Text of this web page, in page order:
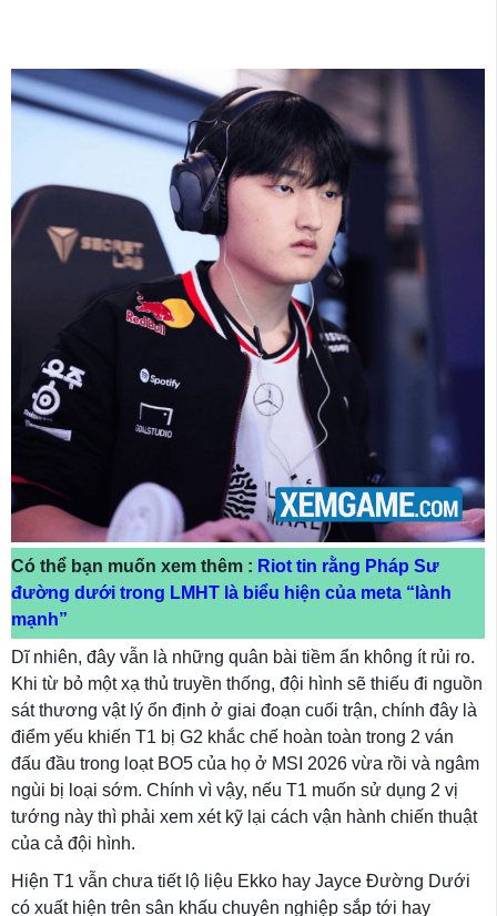
Có thể bạn muốn xem thêm : Riot tin rằng Pháp Sư
đường dưới trong LMHT là biểu hiện của meta “lành
mạnh”
Dĩ nhiên, đây vẫn là những quân bài tiềm ẩn không ít rủi ro.
Khi từ bỏ một xạ thủ truyền thống, đội hình sẽ thiếu đi nguồn
sát thương vật lý ổn định ở giai đoạn cuối trận, chính đây là
điểm yếu khiến T1 bị G2 khắc chế hoàn toàn trong 2 ván
đấu đầu trong loạt BO5 của họ ở MSI 2026 vừa rồi và ngâm
ngùi bị loại sớm. Chính vì vậy, nếu T1 muốn sử dụng 2 vị
tướng này thì phải xem xét kỹ lại cách vận hành chiến thuật
của cả đội hình.
Hiện T1 vẫn chưa tiết lộ liệu Ekko hay Jayce Đường Dưới
có xuất hiện trên sân khấu chuyên nghiệp sắp tới hay